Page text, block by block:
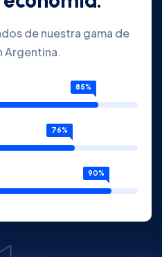
de nuestra gama de
Argentina.
85%
76%
90%